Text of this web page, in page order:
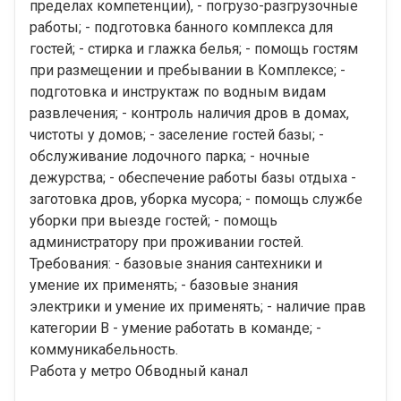
пределах компетенции), - погрузо-разгрузочные
работы; - подготовка банного комплекса для
гостей; - стирка и глажка белья; - помощь гостям
при размещении и пребывании в Комплексе; -
подготовка и инструктаж по водным видам
развлечения; - контроль наличия дров в домах,
чистоты у домов; - заселение гостей базы; -
обслуживание лодочного парка; - ночные
дежурства; - обеспечение работы базы отдыха -
заготовка дров, уборка мусора; - помощь службе
уборки при выезде гостей; - помощь
администратору при проживании гостей.
Требования: - базовые знания сантехники и
умение их применять; - базовые знания
электрики и умение их применять; - наличие прав
категории B - умение работать в команде; -
коммуникабельность.
Работа у метро Обводный канал